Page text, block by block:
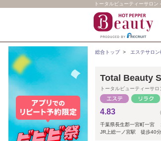
トータルビューティーサロ
総合トップ> エステサロ
Total Beauty
トータルビューティーサ
4.83
千葉県長生郡一宮町一宮
JR上総一ノ宮駅 徒歩40分